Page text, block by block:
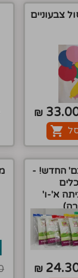
צבעוניים
₪
החדש! -
א'-ו'
₪